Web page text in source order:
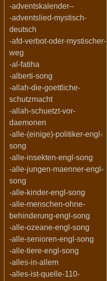
-adventskalender--
-adventslied-mystisch-
deutsch
-afd-verbot-oder-mystischer-
weg
-al-fatiha
-alberti-song
-allah-die-goettliche-
schutzmacht
-allah-schuetzt-vor-
daemonen
-alle-(einige)-politiker-engl-
song
-alle-insekten-engl-song
-alle-jungen-maenner-engl-
song
-alle-kinder-engl-song
-alle-menschen-ohne-
behinderung-engl-song
-alle-ozeane-engl-song
-alle-senioren-engl-song
-alle-tiere-engl-song
-alles-in-allem
-alles-ist-quelle-110-